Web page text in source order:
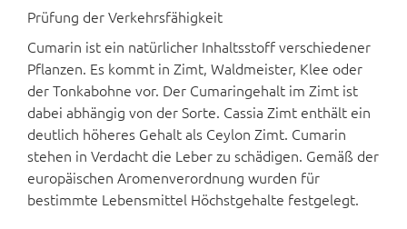
Prüfung der Verkehrsfähigkeit
Cumarin ist ein natürlicher Inhaltsstoff verschiedener
Pflanzen. Es kommt in Zimt, Waldmeister, Klee oder
der Tonkabohne vor. Der Cumaringehalt im Zimt ist
dabei abhängig von der Sorte. Cassia Zimt enthält ein
deutlich höheres Gehalt als Ceylon Zimt. Cumarin
stehen in Verdacht die Leber zu schädigen. Gemäß der
europäischen Aromenverordnung wurden für
bestimmte Lebensmittel Höchstgehalte festgelegt.